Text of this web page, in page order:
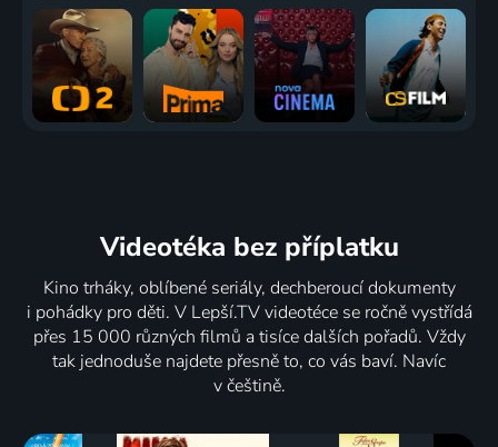
Videotéka bez příplatku
Kino trháky, oblíbené seriály, dechberoucí dokumenty
i pohádky pro děti. V Lepší.TV videotéce se ročně vystřídá
přes 15 000 různých filmů a tisíce dalších pořadů. Vždy
tak jednoduše najdete přesně to, co vás baví. Navíc
v češtině.